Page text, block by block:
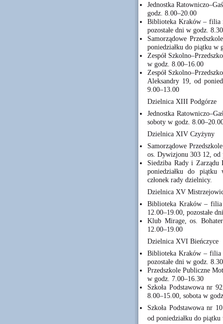
Jednostka
godz. 8.00–20.00
Biblioteka Kraków – filia
pozostałe dni w godz.
Samorządowe
poniedziałku do piątku w
Zespół
w godz. 8.00–16.00
Zespół
Aleksandry 19, od
9.00–13.00
Dzielnica XIII Podgórze
Jednostka
soboty w godz.
Dzielnica XIV Czyżyny
Samorządowe
os. Dywizjonu 303 12, od
Siedziba Rady i
poniedziałku do piątku
członek rady dzielnicy.
Dzielnica XV
Biblioteka Kraków – filia
12.00–19.00, pozostałe
Klub Mirage, os.
12.00–19.00
Dzielnica XVI Bieńczyce
Biblioteka Kraków – filia
pozostałe dni w godz.
Przedszkole Publiczne
w godz. 7.00–16.30
Szkoła Podstawowa nr
8.00–15.00, sobota w
Szkoła Podstawowa nr
od poniedziałku do